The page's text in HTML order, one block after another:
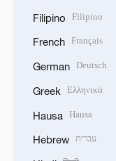
Filipino Filipino
French Français
German Deutsch
Greek Ελληνικά
Hausa Hausa
Hebrew עברית